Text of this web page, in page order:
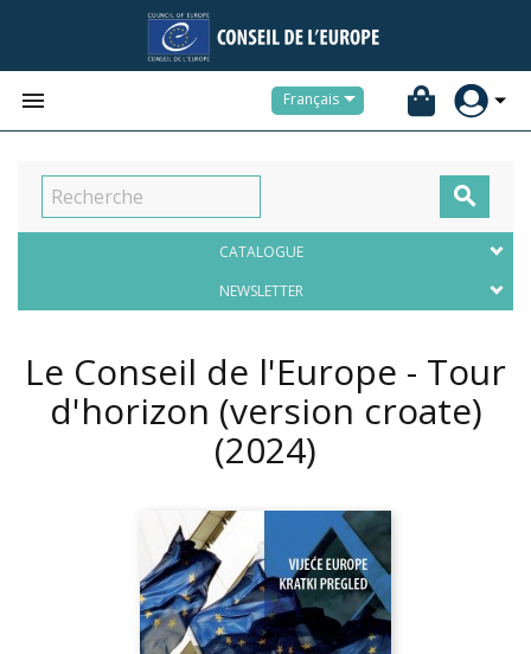
 Français

CATALOGUE
NEWSLETTER
Le Conseil de l'Europe - Tour
d'horizon (version croate)
(2024)